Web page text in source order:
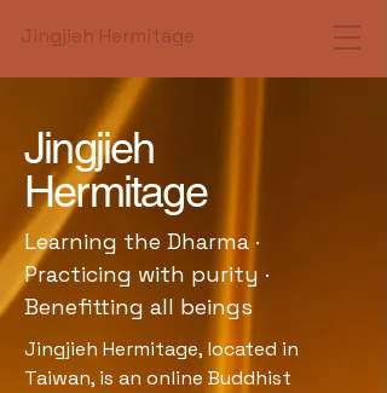
Jingjieh Hermitage
Jingjieh
Hermitage
Learning the Dharma ·
Practicing with purity ·
Benefitting all beings
Jingjieh Hermitage, located in
Taiwan, is an online Buddhist